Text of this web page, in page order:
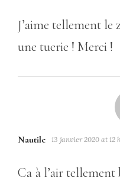
J’aime tellement le
une tuerie ! Merci !
Nautile 13 janvier 2020 at 12
Ca à l’air tellement